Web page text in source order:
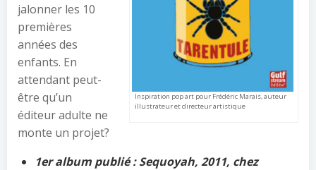
Inspiration pop art pour Frédéric Marais, auteur
illustrateur et directeur artistique
jalonner les 10
premières
années des
enfants. En
attendant peut-
être qu’un
éditeur adulte ne
monte un projet?
1er album publié : Sequoyah, 2011, chez